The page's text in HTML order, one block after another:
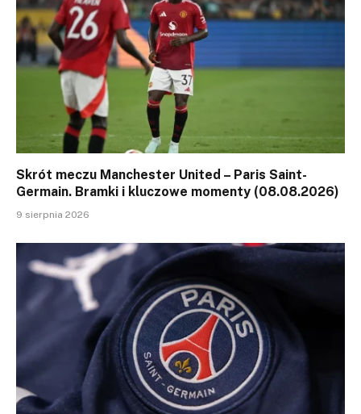
Skrót meczu Manchester United – Paris Saint-
Germain. Bramki i kluczowe momenty (08.08.2026)
9 sierpnia 2026